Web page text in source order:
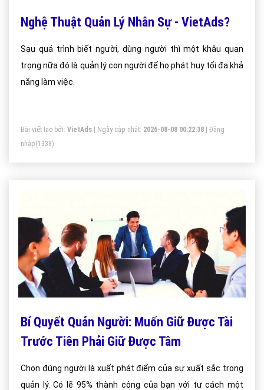
Nghệ Thuật Quản Lý Nhân Sự - VietAds?
Sau quá trình biết người, dùng người thì một khâu quan
trọng nữa đó là quản lý con người để họ phát huy tối đa khả
năng làm việc.
Bài viết tạo bởi: VietAds | Ngày cập nhật: 2026-08-08 00:22:38
Đăng
nhập(1338)
Bí Quyết Quản Người: Muốn Giữ Được Tài
Trước Tiên Phải Giữ Được Tâm
Chọn đúng người là xuất phát điểm của sự xuất sắc trong
quản lý. Có lẽ 95% thành công của bạn với tư cách một